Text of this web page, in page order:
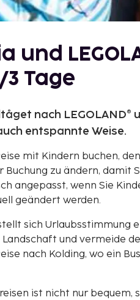
und
3 Tage
nach LEGOLAND®
entspannte Weise.
mit Kindern buchen,
Buchung zu ändern, damit
angepasst, wenn Sie
geändert werden.
sich Urlaubsstimmung
und vermeide
nach Kolding, wo ein
ist nicht nur bequem,